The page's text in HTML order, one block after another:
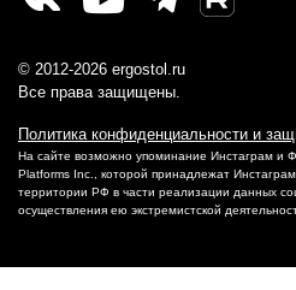
© 2012-2026 ergostol.ru
Все права защищены.
Политика конфиденциальности и
На сайте возможно упоминание Инстаграм и
Platforms Inc., которой принадлежат
территории РФ в части реализации данных
осуществления ею экстремистской